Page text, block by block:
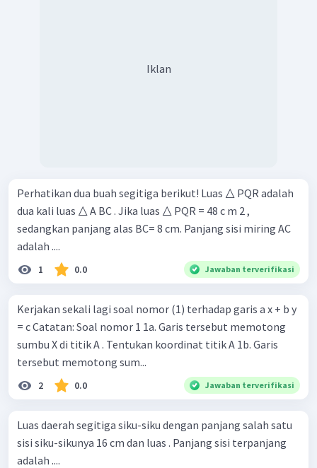
Iklan
Perhatikan dua buah segitiga berikut! Luas △ PQR adalah
dua kali luas △ A BC . Jika luas △ PQR = 48 c m 2 ,
sedangkan panjang alas BC= 8 cm. Panjang sisi miring AC
adalah ....
1 0.0 Jawaban terverifikasi
Kerjakan sekali lagi soal nomor (1) terhadap garis a x + b y
= c Catatan: Soal nomor 1 1a. Garis tersebut memotong
sumbu X di titik A . Tentukan koordinat titik A 1b. Garis
tersebut memotong sum...
2 0.0 Jawaban terverifikasi
Luas daerah segitiga siku-siku dengan panjang salah satu
sisi siku-sikunya 16 cm dan luas . Panjang sisi terpanjang
adalah ....